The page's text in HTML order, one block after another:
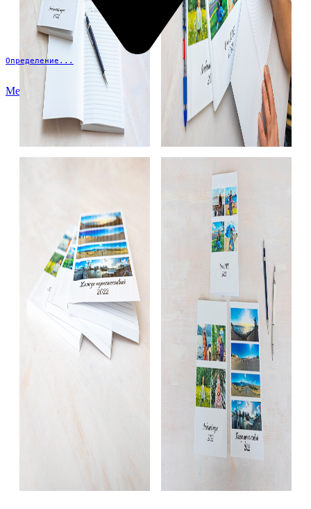
Определение...
Меню